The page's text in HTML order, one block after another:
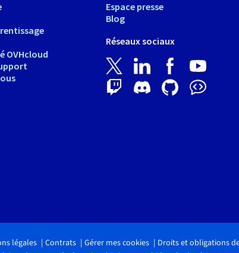
OVHcloud
Espace presse
Blog
Réseaux sociaux
légales Contrats Gérer mes cookies
Droits et obligations